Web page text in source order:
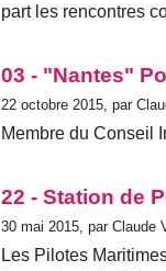
part les rencontres
03 - "Nantes"
22 octobre 2015, par
Membre du Conseil
22 - Station de
30 mai 2015, par Claude
Les Pilotes